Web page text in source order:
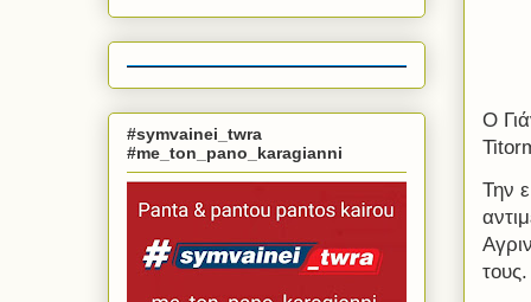
Ο
Την
τους.
#symvainei_twra
#me_ton_pano_karagianni